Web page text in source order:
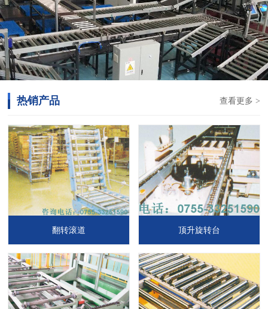
查看更多 >
热销产品
翻转滚道 顶升旋转台